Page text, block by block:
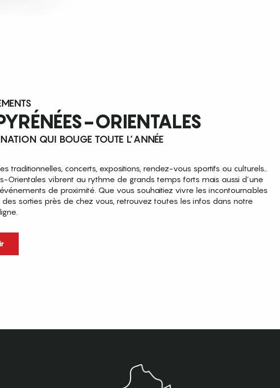
ORIENTALES
QUI BOUGE TOUTE L’ANNÉE
traditionnelles, concerts, expositions, rendez-vous sportifs ou culturels…
Orientales vibrent au rythme de grands temps forts mais aussi d’une
de proximité. Que vous souhaitiez vivre les incontournables
sorties près de chez vous, retrouvez toutes les infos dans notre